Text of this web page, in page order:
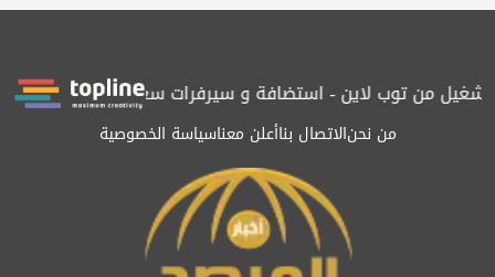
من توب لاين - استضافة و سيرفرات سعوديةالمرصد حاصلة
من نحنالاتصال بناأعلن معناسياسة الخصوصية